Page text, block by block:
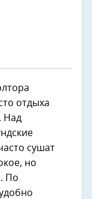
отдыха
Над
сушат
но
По